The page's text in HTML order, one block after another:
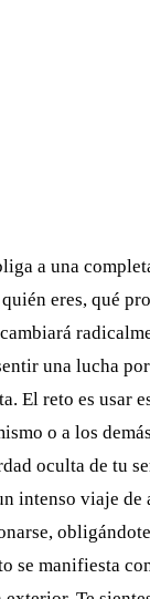
a una
eres, qué
una lucha
El reto es usar
o a los
oculta de tu
intenso viaje
se manifiesta